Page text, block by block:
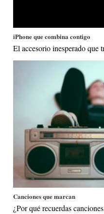
iPhone que combina contigo
El accesorio inesperado que
Canciones que marcan
¿Por qué recuerdas